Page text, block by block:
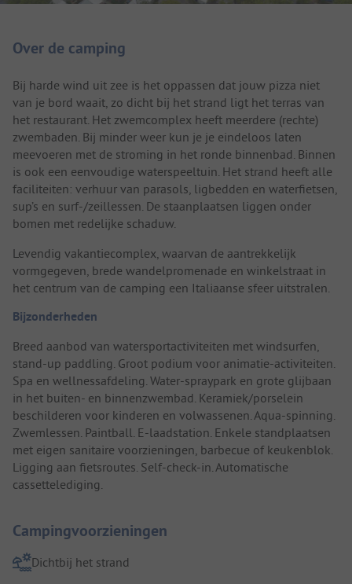
Over de camping
Bij harde wind uit zee is het oppassen dat jouw pizza niet
van je bord waait, zo dicht bij het strand ligt het terras van
het restaurant. Het zwemcomplex heeft meerdere (rechte)
zwembaden. Bij minder weer kun je je eindeloos laten
meevoeren met de stroming in het ronde binnenbad. Binnen
is ook een eenvoudige waterspeeltuin. Het strand heeft alle
faciliteiten: verhuur van parasols, ligbedden en waterfietsen,
sup’s en surf-/zeillessen. De staanplaatsen liggen onder
bomen met redelijke schaduw.
Levendig vakantiecomplex, waarvan de aantrekkelijk
vormgegeven, brede wandelpromenade en winkelstraat in
het centrum van de camping een Italiaanse sfeer uitstralen.
Bijzonderheden
Breed aanbod van watersportactiviteiten met windsurfen,
stand-up paddling. Groot podium voor animatie-activiteiten.
Spa en wellnessafdeling. Water-spraypark en grote glijbaan
in het buiten- en binnenzwembad. Keramiek/porselein
beschilderen voor kinderen en volwassenen. Aqua-spinning.
Zwemlessen. Paintball. E-laadstation. Enkele standplaatsen
met eigen sanitaire voorzieningen, barbecue of keukenblok.
Ligging aan fietsroutes. Self-check-in. Automatische
cassettelediging.
Campingvoorzieningen
Dichtbij het strand